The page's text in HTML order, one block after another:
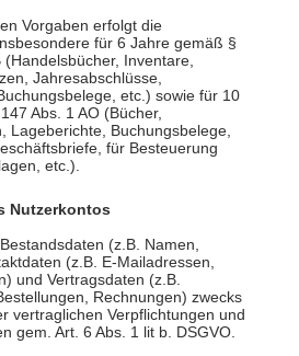
Vorgaben erfolgt die
für 6 Jahre gemäß §
(Handelsbücher, Inventare,
Jahresabschlüsse,
etc.) sowie für 10
Abs. 1 AO (Bücher,
Lageberichte, Buchungsbelege,
für Besteuerung
etc.).
Nutzerkontos
(z.B. Namen,
(z.B. E-Mailadressen,
und Vertragsdaten (z.B.
Rechnungen) zwecks
vertraglichen Verpflichtungen und
gem. Art. 6 Abs. 1 lit b. DSGVO.